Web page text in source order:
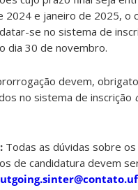
2024 e janeiro de 2025, o
se no sistema de
dia 30 de novembro.
devem,
no sistema de inscrição
Todas as dúvidas sobre os
de candidatura devem